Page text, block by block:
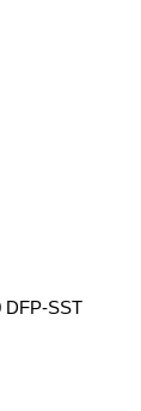
DFP-SST